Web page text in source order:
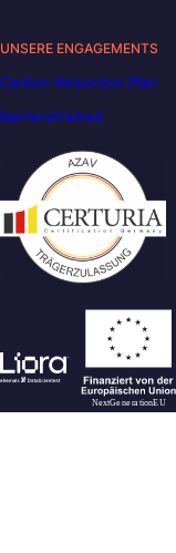
UNSERE ENGAGEMENTS
Carbon Reduction Plan
Barrierefreiheit